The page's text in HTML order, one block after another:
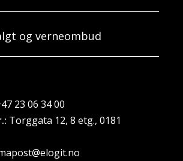
og verneombud
23 06 34 00
Torggata 12, 8 etg., 0181